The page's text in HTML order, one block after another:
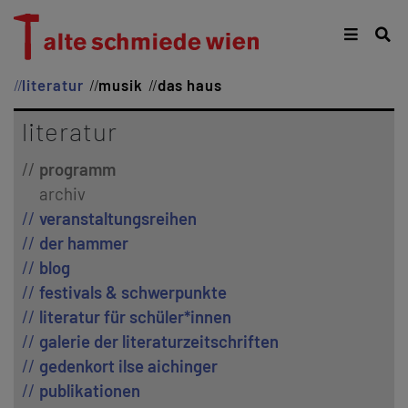
literatur musik das haus
literatur
programm
archiv
veranstaltungsreihen
der hammer
blog
festivals & schwerpunkte
literatur für schüler*innen
galerie der literaturzeitschriften
gedenkort ilse aichinger
publikationen